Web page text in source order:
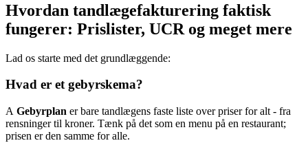
Hvordan tandlægefakturering faktisk
fungerer: Prislister, UCR og meget mere
Lad os starte med det grundlæggende:
Hvad er et gebyrskema?
A Gebyrplan er bare tandlægens faste liste over priser for alt - fra
rensninger til kroner. Tænk på det som en menu på en restaurant;
prisen er den samme for alle.